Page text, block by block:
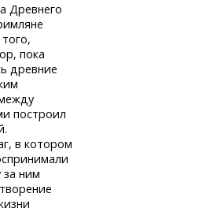
Древнего
пока
древние
построил
в котором
за ним